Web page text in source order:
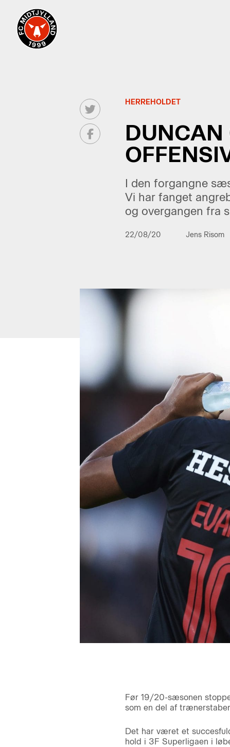
HERREHOLDET
DUNCAN
I den forgangne
Vi har fanget
og overgangen fra
22/08/20 Jens Risom
Før 19/20-sæsonen
som en del af
Det har været et
hold i 3F Superligaen i